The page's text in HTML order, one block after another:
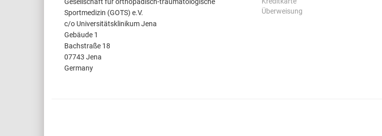
Sportmedizin (GOTS) e.V.
c/o Universitätsklinikum Jena
Gebäude 1
Bachstraße 18
07743 Jena
Germany
Überweisung